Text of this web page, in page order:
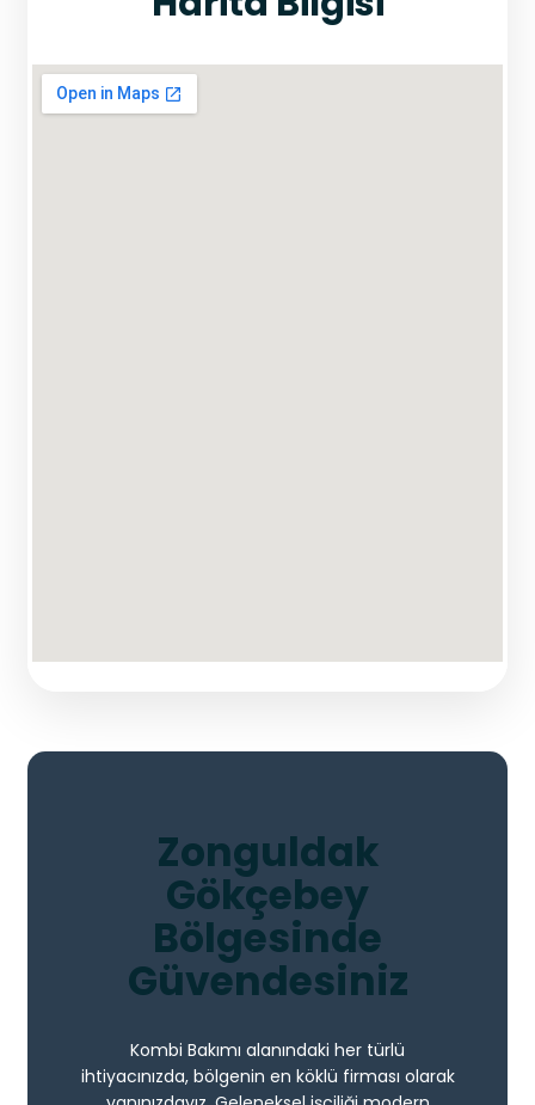
Zonguldak
Gökçebey
Bölgesinde
Güvendesiniz
Kombi Bakımı alanındaki her türlü
ihtiyacınızda, bölgenin en köklü firması olarak